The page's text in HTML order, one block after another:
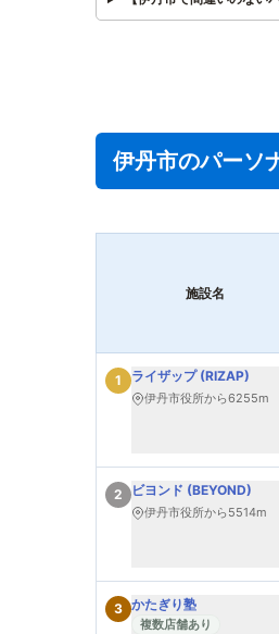
伊丹市のパーソ
施設名
1 ライザップ (RIZAP)
伊丹市役所から6255m
2 ビヨンド (BEYOND)
伊丹市役所から5514m
3 かたぎり塾
複数店舗あり